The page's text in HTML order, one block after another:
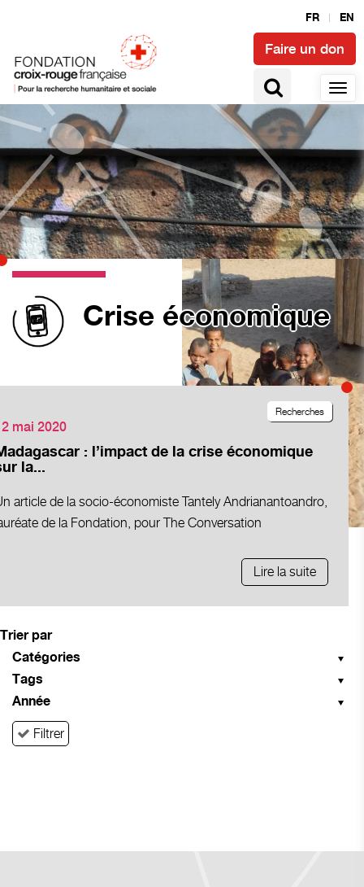
FR EN
Faire un don
Crise économique
mai 2020
: l’impact de la crise économique
la...
Recherches
article de la socio-économiste Tantely Andrianantoandro,
de la Fondation, pour The Conversation
Lire la suite
Trier par
Catégories
Tags
Année
Filtrer